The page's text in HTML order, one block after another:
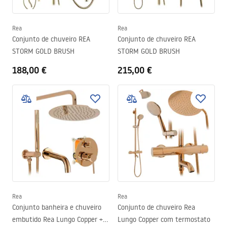
Rea
Conjunto de chuveiro REA
STORM GOLD BRUSH
188,00 €
Rea
Conjunto de chuveiro REA
STORM GOLD BRUSH
215,00 €
Rea
Conjunto banheira e chuveiro
embutido Rea Lungo Copper +
Rea
Conjunto de chuveiro Rea
Lungo Copper com termostato